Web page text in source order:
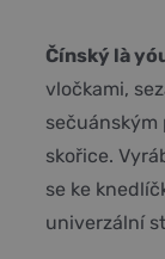
Čínský là
vločkami,
sečuánským
skořice.
se ke
univerzální